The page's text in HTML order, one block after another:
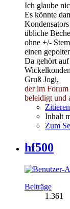
Ich glaube
Es könnte
übliche
ohne +/-
einen
Da gehört
Gruß Jogi,
der im Forum
beleidigt und
Zitieren
Inhalt
Zum
hf500
Beiträge
1.361